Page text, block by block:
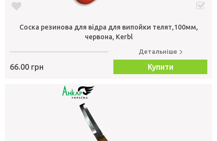
Соска резинова для відра для випойки телят,100мм,
червона, Kerbl
66.00 грн
Детальніше
Купити